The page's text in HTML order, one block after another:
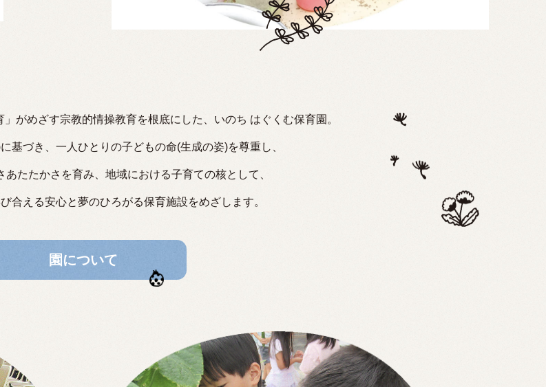
」がめざす宗教的情操教育を根底にした、いのち はぐくむ保育園。
基づき、 一人ひとりの子どもの命(生成の姿)を尊重し、
たたかさを育み、 地域における子育ての核として、
合える安心と夢のひろがる保育施設をめざします。
園について